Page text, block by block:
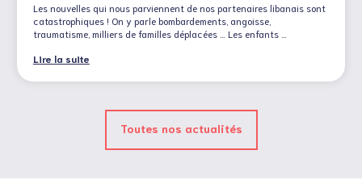
Lire la suite
Les nouvelles qui nous parviennent de nos partenaires libanais sont
catastrophiques ! On y parle bombardements, angoisse,
traumatisme, milliers de familles déplacées … Les enfants …
Toutes nos actualités